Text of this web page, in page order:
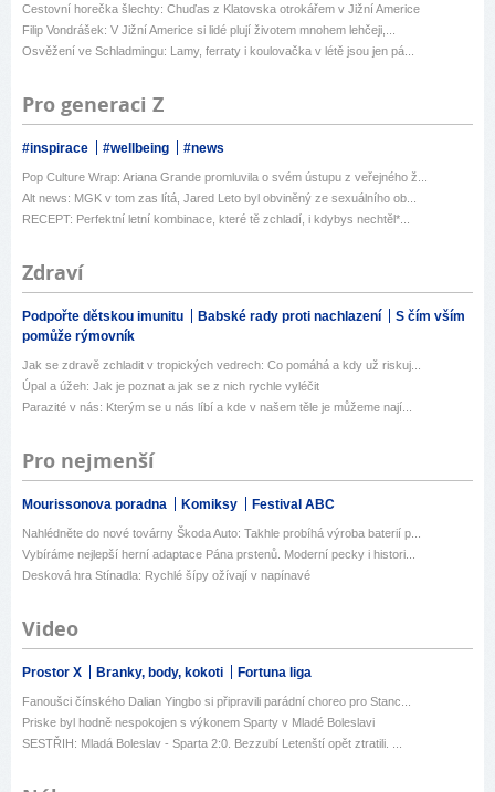
Cestovní horečka šlechty: Chuďas z Klatovska otrokářem v Jižní Americe
Filip Vondrášek: V Jižní Americe si lidé plují životem mnohem lehčeji,...
Osvěžení ve Schladmingu: Lamy, ferraty i koulovačka v létě jsou jen pá...
Pro generaci Z
#inspirace #wellbeing #news
Pop Culture Wrap: Ariana Grande promluvila o svém ústupu z veřejného ž...
Alt news: MGK v tom zas lítá, Jared Leto byl obviněný ze sexuálního ob...
RECEPT: Perfektní letní kombinace, které tě zchladí, i kdybys nechtěl*...
Zdraví
Podpořte dětskou imunitu Babské rady proti nachlazení
S čím vším
pomůže rýmovník
Jak se zdravě zchladit v tropických vedrech: Co pomáhá a kdy už riskuj...
Úpal a úžeh: Jak je poznat a jak se z nich rychle vyléčit
Parazité v nás: Kterým se u nás líbí a kde v našem těle je můžeme nají...
Pro nejmenší
Mourissonova poradna Komiksy Festival ABC
Nahlédněte do nové továrny Škoda Auto: Takhle probíhá výroba baterií p...
Vybíráme nejlepší herní adaptace Pána prstenů. Moderní pecky i histori...
Desková hra Stínadla: Rychlé šípy ožívají v napínavé
Video
Prostor X Branky, body, kokoti Fortuna liga
Fanoušci čínského Dalian Yingbo si připravili parádní choreo pro Stanc...
Priske byl hodně nespokojen s výkonem Sparty v Mladé Boleslavi
SESTŘIH: Mladá Boleslav - Sparta 2:0. Bezzubí Letenští opět ztratili. ...